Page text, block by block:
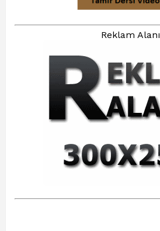
Reklam Alanı